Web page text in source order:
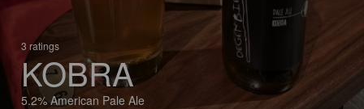
3 ratings
KOBRA
5.2% American Pale Ale